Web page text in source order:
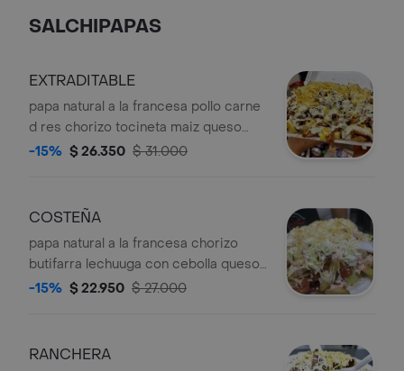
SALCHIPAPAS
EXTRADITABLE
papa natural a la francesa pollo carne
d res chorizo tocineta maiz queso
industrial salsa de ajo de la casa salsa
-15% $ 26.350 $ 31.000
COSTEÑA
papa natural a la francesa chorizo
butifarra lechuuga con cebolla queso
costeño salsa de ajo de la casa salsa
-15% $ 22.950 $ 27.000
RANCHERA